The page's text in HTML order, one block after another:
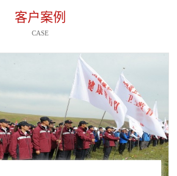
客户案例
CASE